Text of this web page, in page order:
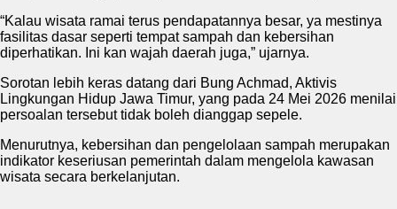
“Kalau wisata ramai terus pendapatannya besar, ya mestinya
fasilitas dasar seperti tempat sampah dan kebersihan
diperhatikan. Ini kan wajah daerah juga,” ujarnya.
Sorotan lebih keras datang dari Bung Achmad, Aktivis
Lingkungan Hidup Jawa Timur, yang pada 24 Mei 2026 menilai
persoalan tersebut tidak boleh dianggap sepele.
Menurutnya, kebersihan dan pengelolaan sampah merupakan
indikator keseriusan pemerintah dalam mengelola kawasan
wisata secara berkelanjutan.